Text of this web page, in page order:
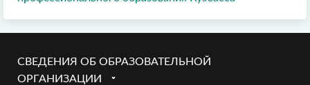
СВЕДЕНИЯ ОБ ОБРАЗОВАТЕЛЬНОЙ
ОРГАНИЗАЦИИ